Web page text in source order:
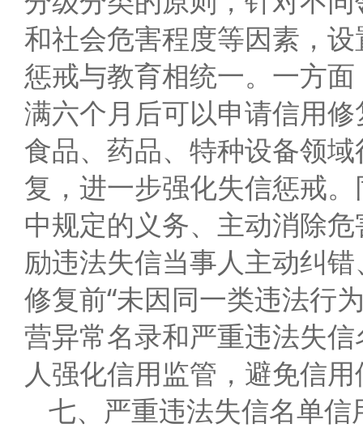
和社会危害程度等因素，
惩戒与教育相统一。一方
满六个月后可以申请信用
食品、药品、特种设备领
复，进一步强化失信惩戒
中规定的义务、主动消除
励违法失信当事人主动纠
修复前“未因同一类违法行
营异常名录和严重违法失
人强化信用监管，避免信
七、严重违法失信名单